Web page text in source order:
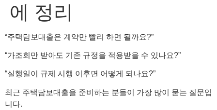
에 정리
“주택담보대출은 계약만 빨리 하면 될까요?”
“가조회만 받아도 기존 규정을 적용받을 수 있나요?”
“실행일이 규제 시행 이후면 어떻게 되나요?”
최근 주택담보대출을 준비하는 분들이 가장 많이 묻는 질문입
니다.